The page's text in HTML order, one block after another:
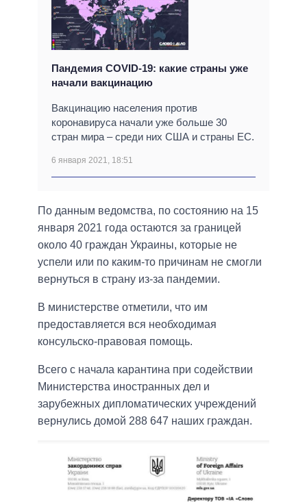
Пандемия COVID-19: какие страны уже
начали вакцинацию
Вакцинацию населения против
коронавируса начали уже больше 30
стран мира – среди них США и страны ЕС.
6 января 2021, 18:51
По данным ведомства, по состоянию на 15
января 2021 года остаются за границей
около 40 граждан Украины, которые не
успели или по каким-то причинам не смогли
вернуться в страну из-за пандемии.
В министерстве отметили, что им
предоставляется вся необходимая
консульско-правовая помощь.
Всего с начала карантина при содействии
Министерства иностранных дел и
зарубежных дипломатических учреждений
вернулись домой 288 647 наших граждан.